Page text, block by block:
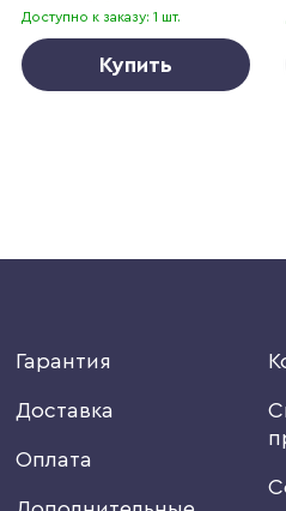
Доступно к заказу: 1 шт.
Купить
Гарантия
Доставка
Оплата